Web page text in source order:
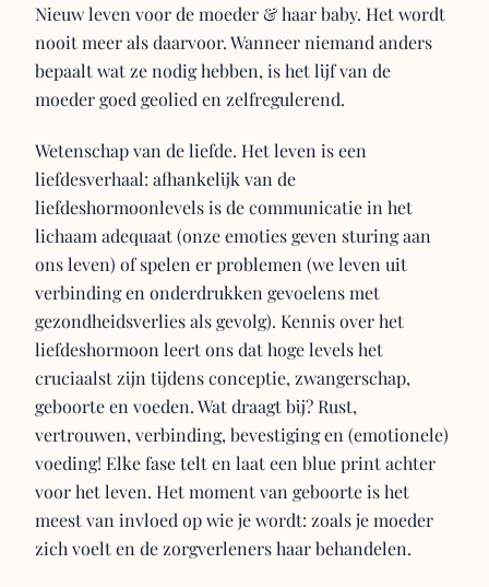
Nieuw leven voor de moeder & haar baby. Het wordt
nooit meer als daarvoor. Wanneer niemand anders
bepaalt wat ze nodig hebben, is het lijf van de
moeder goed geolied en zelfregulerend.
Wetenschap van de liefde. Het leven is een
liefdesverhaal: afhankelijk van de
liefdeshormoonlevels is de communicatie in het
lichaam adequaat (onze emoties geven sturing aan
ons leven) of spelen er problemen (we leven uit
verbinding en onderdrukken gevoelens met
gezondheidsverlies als gevolg). Kennis over het
liefdeshormoon leert ons dat hoge levels het
cruciaalst zijn tijdens conceptie, zwangerschap,
geboorte en voeden. Wat draagt bij? Rust,
vertrouwen, verbinding, bevestiging en (emotionele)
voeding! Elke fase telt en laat een blue print achter
voor het leven. Het moment van geboorte is het
meest van invloed op wie je wordt: zoals je moeder
zich voelt en de zorgverleners haar behandelen.